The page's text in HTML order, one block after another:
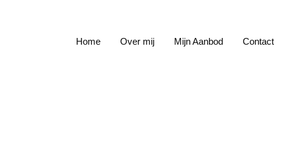
Home Over mij Mijn Aanbod Contact